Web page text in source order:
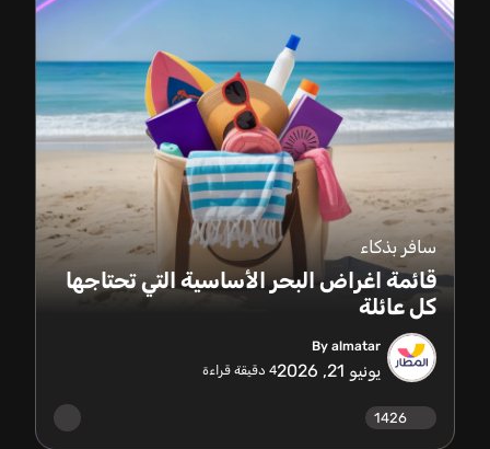
سافر بذكاء
قائمة اغراض البحر الأساسية التي تحتاجها
كل عائلة
By almatar
يونيو 21, 2026 4 دقيقة قراءة
1426